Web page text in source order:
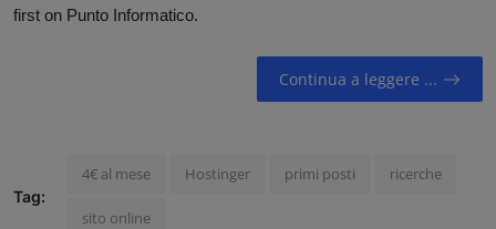
first on Punto Informatico.
Continua a leggere ...
Tag:
4€ al mese Hostinger primi posti ricerche
sito online